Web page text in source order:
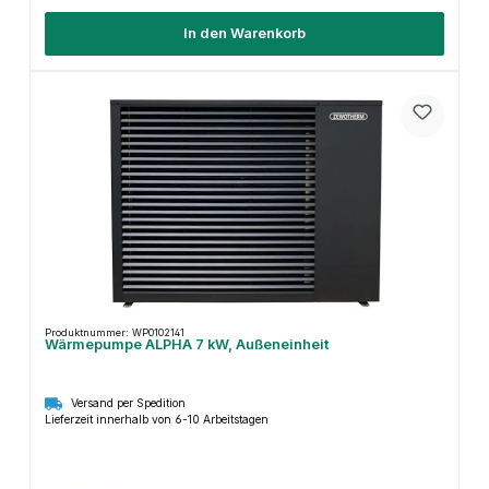
In den Warenkorb
Produktnummer: WP0102141
Wärmepumpe ALPHA 7 kW, Außeneinheit
Versand per Spedition
Lieferzeit innerhalb von 6-10 Arbeitstagen